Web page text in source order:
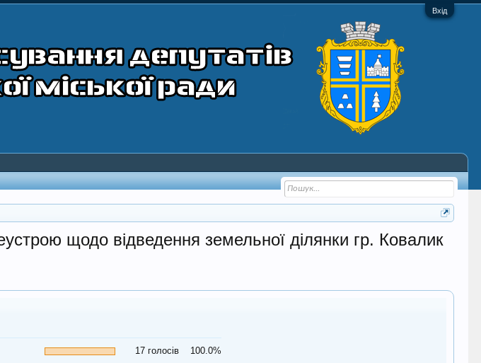
Вхід
щодо відведення земельної ділянки гр. Ковалик
17 голосів
100.0%